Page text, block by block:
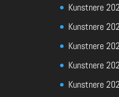
Kunstnere
Kunstnere
Kunstnere
Kunstnere
Kunstnere